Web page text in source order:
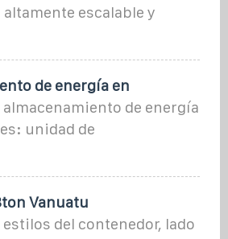
escalable y
de energía en
de energía
unidad de
Vanuatu
del contenedor, lado